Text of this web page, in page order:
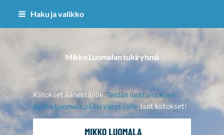
Siirry
Haku ja valikko
Mikko Luomalan tukiryhmä
Kiitokset äänestäjille.Teidän luottamuksen
avulla Luomala pääsi varasijalle. Isot kiitokset!